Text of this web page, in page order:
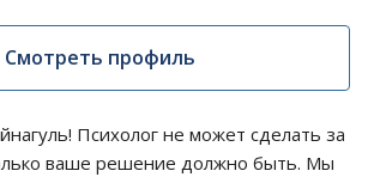
Смотреть профиль
Психолог не может сделать за
ваше решение должно быть. Мы